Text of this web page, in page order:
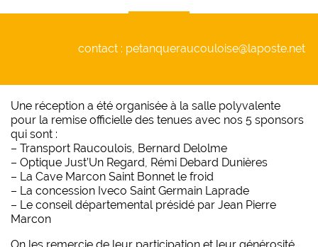
contact : petanqueraucouloise@laposte.net
Une réception a été organisée à la salle polyvalente
pour la remise officielle des tenues avec nos 5 sponsors
qui sont :
– Transport Raucoulois, Bernard Delolme
– Optique Just’Un Regard, Rémi Debard Dunières
– La Cave Marcon Saint Bonnet le froid
– La concession Iveco Saint Germain Laprade
– Le conseil départemental présidé par Jean Pierre
Marcon